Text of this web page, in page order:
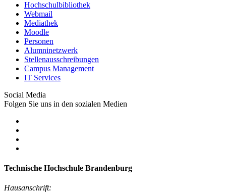
Hochschulbibliothek
Webmail
Mediathek
Moodle
Personen
Alumninetzwerk
Stellenausschreibungen
Campus Management
IT Services
Social Media
Folgen Sie uns in den sozialen Medien
Technische Hochschule Brandenburg
Hausanschrift: